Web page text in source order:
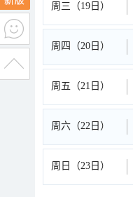
周三（19日）
周四（20日）
周五（21日）
周六（22日）
周日（23日）